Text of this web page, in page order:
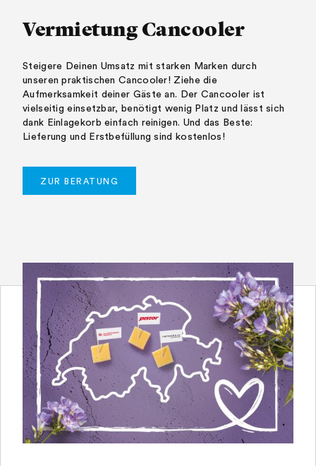
Vermietung Cancooler
Steigere Deinen Umsatz mit starken Marken durch
unseren praktischen Cancooler! Ziehe die
Aufmerksamkeit deiner Gäste an. Der Cancooler ist
vielseitig einsetzbar, benötigt wenig Platz und lässt sich
dank Einlagekorb einfach reinigen. Und das Beste:
Lieferung und Erstbefüllung sind kostenlos!
ZUR BERATUNG